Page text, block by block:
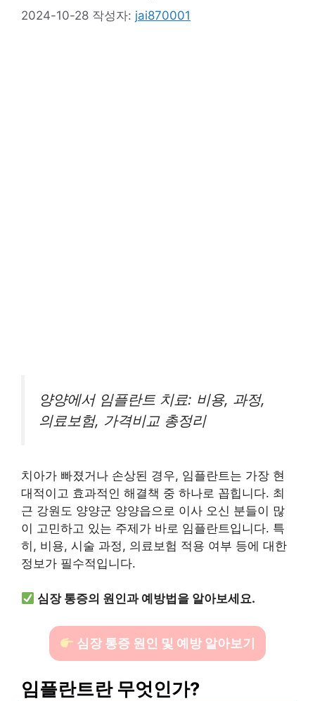
2024-10-28 작성자: jai870001
양양에서 임플란트 치료: 비용, 과정,
의료보험, 가격비교 총정리
치아가 빠졌거나 손상된 경우, 임플란트는 가장 현
대적이고 효과적인 해결책 중 하나로 꼽힙니다. 최
근 강원도 양양군 양양읍으로 이사 오신 분들이 많
이 고민하고 있는 주제가 바로 임플란트입니다. 특
히, 비용, 시술 과정, 의료보험 적용 여부 등에 대한
정보가 필수적입니다.
심장 통증의 원인과 예방법을 알아보세요.
심장 통증 원인 및 예방 알아보기
임플란트란 무엇인가?